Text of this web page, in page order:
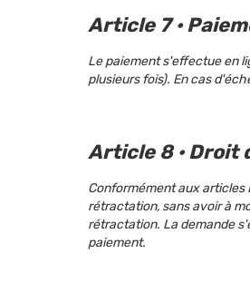
Article 7 ·
Le paiement s'effectue en
plusieurs fois). En cas
Article 8 ·
Conformément aux articles
rétractation, sans avoir à
rétractation. La demande
paiement.